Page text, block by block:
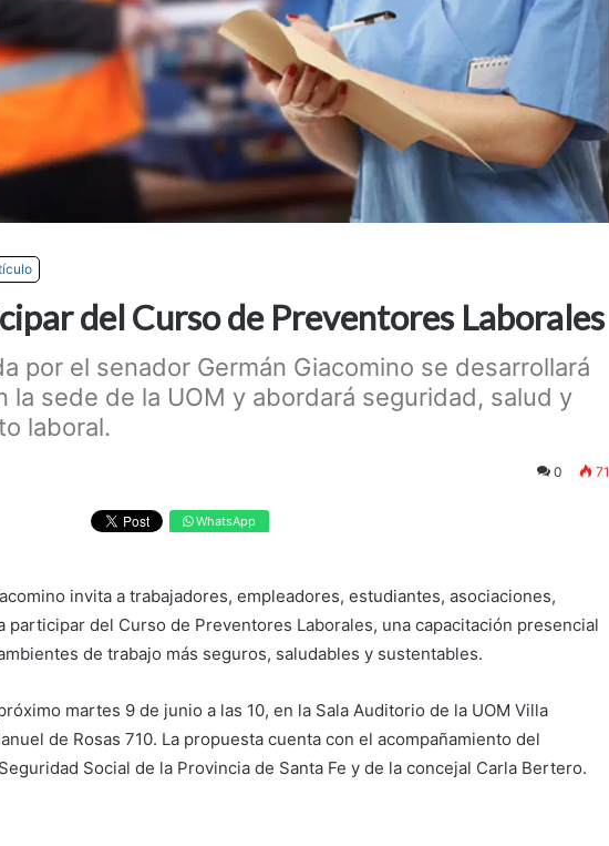
del Curso de Preventores Laborales
por el senador Germán Giacomino se desarrollará
la sede de la UOM y abordará seguridad, salud y
laboral.
0 71
WhatsApp
invita a trabajadores, empleadores, estudiantes, asociaciones,
participar del Curso de Preventores Laborales, una capacitación presencial
de trabajo más seguros, saludables y sustentables.
martes 9 de junio a las 10, en la Sala Auditorio de la UOM Villa
de Rosas 710. La propuesta cuenta con el acompañamiento del
Social de la Provincia de Santa Fe y de la concejal Carla Bertero.